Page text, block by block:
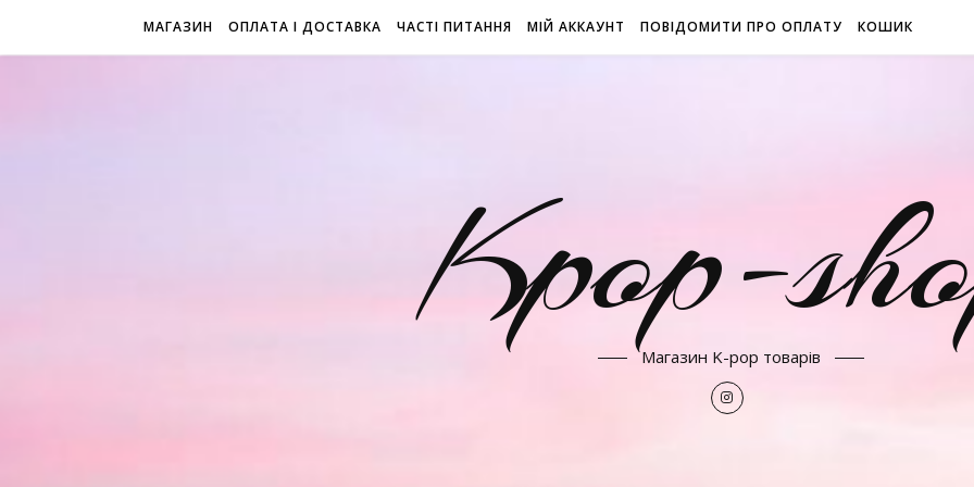
МАГАЗИН ОПЛАТА І ДОСТАВКА ЧАСТІ ПИТАННЯ МІЙ АККАУНТ ПОВІДОМИТИ ПРО ОПЛАТУ КОШИК
Kpop-
Магазин K-pop товарів